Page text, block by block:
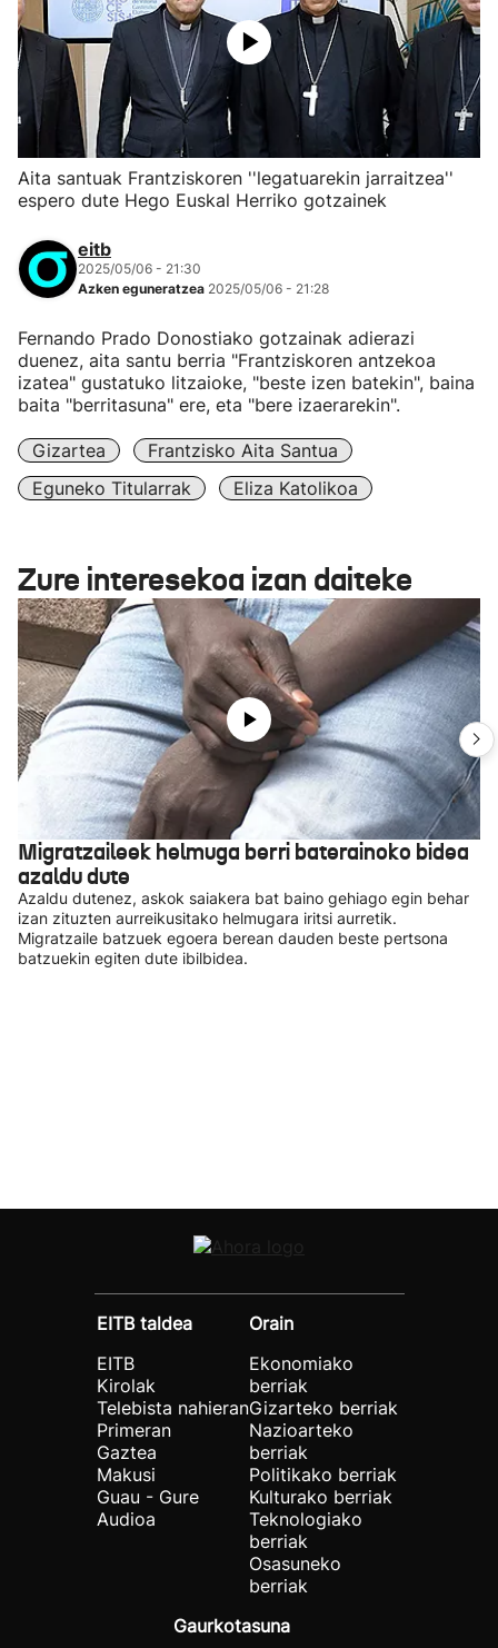
Aita santuak Frantziskoren ''legatuarekin jarraitzea''
espero dute Hego Euskal Herriko gotzainek
eitb
2025/05/06 - 21:30
Azken eguneratzea 2025/05/06 - 21:28
Fernando Prado Donostiako gotzainak adierazi
duenez, aita santu berria "Frantziskoren antzekoa
izatea" gustatuko litzaioke, "beste izen batekin", baina
baita "berritasuna" ere, eta "bere izaerarekin".
Gizartea
Frantzisko Aita Santua
Eguneko Titularrak
Eliza Katolikoa
Zure interesekoa izan daiteke
Migratzaileek helmuga berri baterainoko bidea
azaldu dute
Azaldu dutenez, askok saiakera bat baino gehiago egin behar
izan zituzten aurreikusitako helmugara iritsi aurretik.
Migratzaile batzuek egoera berean dauden beste pertsona
batzuekin egiten dute ibilbidea.
EITB taldea
EITB
Kirolak
Telebista nahieran
Primeran
Gaztea
Makusi
Guau - Gure
Audioa
Orain
Ekonomiako
berriak
Gizarteko berriak
Nazioarteko
berriak
Politikako berriak
Kulturako berriak
Teknologiako
berriak
Osasuneko
berriak
Gaurkotasuna